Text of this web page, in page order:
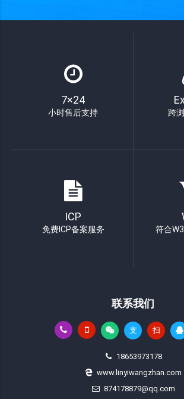
7×24
小时售后支持 跨
ICP
免费ICP备案服务 符合
联系我们
支 扫
18653973178
www.linyiwangzhan.com
874178879@qq.com